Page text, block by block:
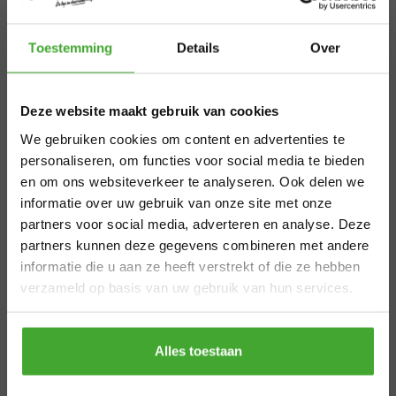
Toestemming Details Over
Deze website maakt gebruik van cookies
We gebruiken cookies om content en advertenties te
personaliseren, om functies voor social media te bieden
en om ons websiteverkeer te analyseren. Ook delen we
informatie over uw gebruik van onze site met onze
partners voor social media, adverteren en analyse. Deze
partners kunnen deze gegevens combineren met andere
informatie die u aan ze heeft verstrekt of die ze hebben
verzameld op basis van uw gebruik van hun services.
Alles toestaan
Copperant Minerale
Muurverf Kalkmat Zwart
110,86
Bekijken
Soldalan Verdunning
22,08
Bekijken
Premium
buitenmuurverf voor
optimale
bescherming
×
Aangepaste
levertijden
zomervakantie
Van 29 juli t/m 7 augustus zijn wij gesloten.
Bestel je vóór 28 juli 12.00 uur? Dan
verzenden we nog volgens planning. Bestel
je later, dan kan de levertijd iets langer zijn.
Bedankt voor je begrip en een fijne zomer!